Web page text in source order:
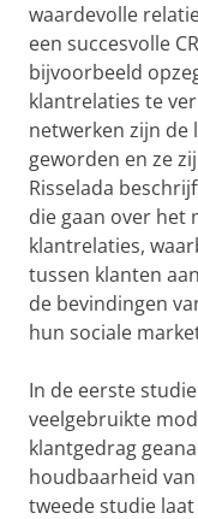
waardevolle
een succesvolle
bijvoorbeeld
klantrelaties te
netwerken zijn de
geworden en ze
Risselada
die gaan over het
klantrelaties,
tussen klanten
de bevindingen
hun sociale
In de eerste
veelgebruikte
klantgedrag
houdbaarheid
tweede studie